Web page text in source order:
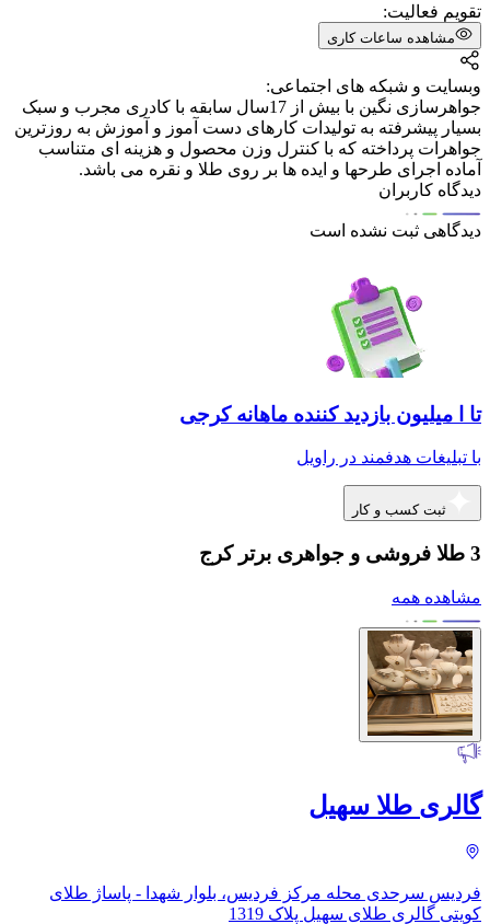
تقویم فعالیت:
مشاهده ساعات کاری
وبسایت و شبکه های اجتماعی:
جواهرسازی نگین با بیش از 17سال سابقه با کادری مجرب و سبک
بسیار پیشرفته به تولیدات کارهای دست آموز و آموزش به روزترین
جواهرات پرداخته که با کنترل وزن محصول و هزینه ای متناسب
آماده اجرای طرحها و ایده ها بر روی طلا و نقره می باشد.
دیدگاه کاربران
دیدگاهی ثبت نشده است
تا ا میلیون بازدید کننده ماهانه کرجی
با تبلیغات هدفمند در راویل
ثبت کسب و کار
3 طلا فروشی و جواهری برتر کرج
مشاهده همه
گالری طلا سهیل
فردیس سرحدی محله مرکز فردیس، بلوار شهدا - پاساژ طلای
کویتی گالری طلای سهیل پلاک 1319